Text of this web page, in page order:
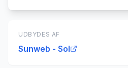
UDBYDES AF
Sunweb - Sol